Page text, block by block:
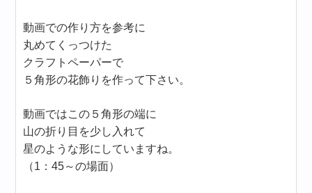
動画での作り方を参考に
丸めてくっつけた
クラフトペーパーで
５角形の花飾りを作って下さい。
動画ではこの５角形の端に
山の折り目を少し入れて
星のような形にしていますね。
（1：45～の場面）